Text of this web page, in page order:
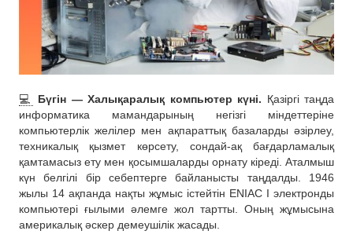
💻 Бүгін — Халықаралық компьютер күні. Қазіргі таңда
информатика мамандарының негізгі міндеттеріне
компьютерлік желілер мен ақпараттық базаларды әзірлеу,
техникалық қызмет көрсету, сондай-ақ бағдарламалық
қамтамасыз ету мен қосымшаларды орнату кіреді. Аталмыш
күн белгілі бір себептерге байланысты таңдалды. 1946
жылы 14 ақпанда нақты жұмыс істейтін ENIAC I электронды
компьютері ғылыми әлемге жол тартты. Оның жұмысына
америкалық әскер демеушілік жасады.